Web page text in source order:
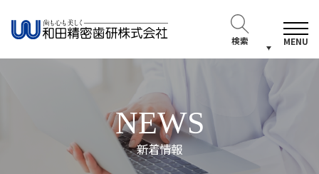
検索 MENU
NEWS
新着情報